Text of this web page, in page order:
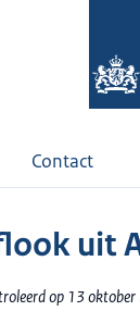
Contact
uit
op 13